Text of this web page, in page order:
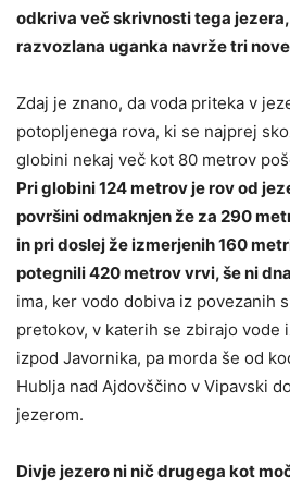
odkriva več skrivnosti tega
razvozlana uganka navrže tri nove
Zdaj je znano, da voda priteka v
potopljenega rova, ki se najprej
globini nekaj več kot 80 metrov
Pri globini 124 metrov je rov od
površini odmaknjen že za 290
in pri doslej že izmerjenih 160
potegnili 420 metrov vrvi, še ni dna
ima, ker vodo dobiva iz povezanih
pretokov, v katerih se zbirajo vode
izpod Javornika, pa morda še od
Hublja nad Ajdovščino v Vipavski
jezerom.
Divje jezero ni nič drugega kot